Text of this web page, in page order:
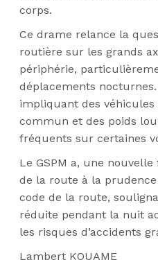
corps.
Ce drame relance la
routière sur les grands
périphérie,
déplacements
impliquant des
commun et des poids
fréquents sur certaines
Le GSPM a, une
de la route à la
code de la route,
réduite pendant la nuit
les risques d’accidents
Lambert KOUAME